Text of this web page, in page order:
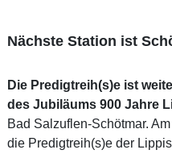
Nächste Station ist
Die Predigtreih(s)e ist
des Jubiläums 900 Jahre
Bad Salzuflen-Schötmar.
die Predigtreih(s)e der